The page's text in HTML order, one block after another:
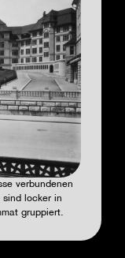
verbundenen
sind locker in
gruppiert.